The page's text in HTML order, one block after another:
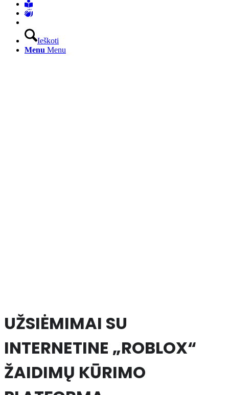
Ieškoti
Menu Menu
UŽSIĖMIMAI SU
INTERNETINE „ROBLOX“
ŽAIDIMŲ KŪRIMO